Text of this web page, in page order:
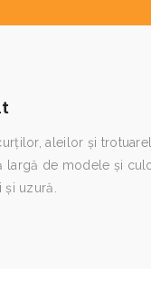
aleilor și
largă de modele și
și uzură.